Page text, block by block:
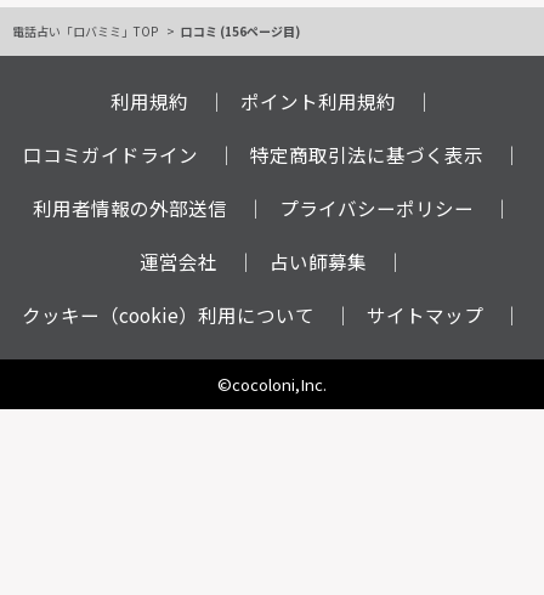
電話占い「ロバミミ」TOP 口コミ (156ページ目)
利用規約
ポイント利用規約
口コミガイドライン
特定商取引法に基づく表示
利用者情報の外部送信
プライバシーポリシー
運営会社
占い師募集
クッキー（cookie）利用について
サイトマップ
©cocoloni,Inc.